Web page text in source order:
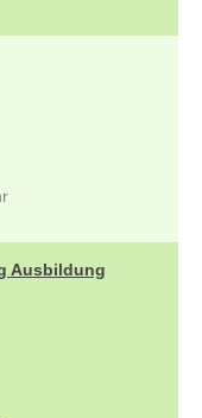
Ausbildung